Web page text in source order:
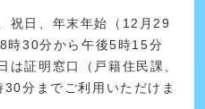
祝日、年末年始（12月29
時30分から午後5時15分
は証明窓口（戸籍住民課、
分までご利用いただけま